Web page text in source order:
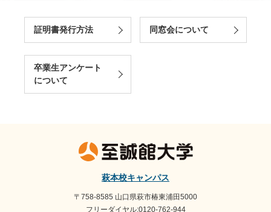
証明書発行方法 同窓会について
卒業生アンケート
について
萩本校キャンパス
〒758-8585 山口県萩市椿東浦田5000
フリーダイヤル:0120-762-944